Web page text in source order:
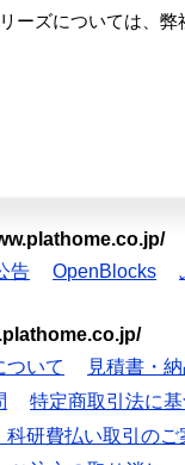
ーズについては、弊
告 OpenBlocks
ついて
見積書・
特定商取引法に
科研費払い取引のご